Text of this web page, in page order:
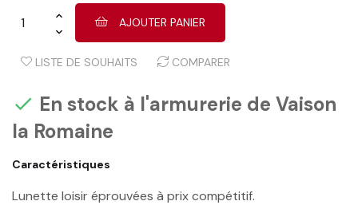
AJOUTER PANIER
LISTE DE SOUHAITS COMPARER
 En stock à l'armurerie de Vaison
la Romaine
Caractéristiques
Lunette loisir éprouvées à prix compétitif.